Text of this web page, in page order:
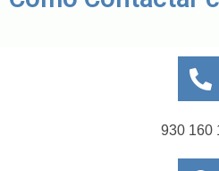
930 160